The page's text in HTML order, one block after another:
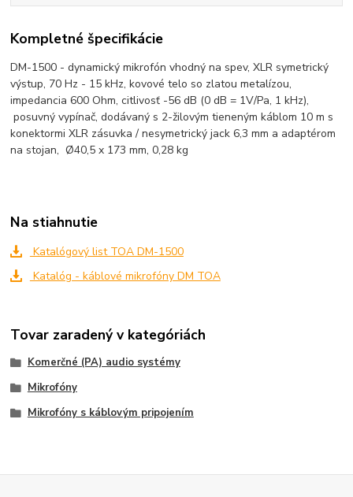
Kompletné špecifikácie
DM-1500 - dynamický mikrofón vhodný na spev, XLR symetrický
výstup, 70 Hz - 15 kHz, kovové telo so zlatou metalízou,
impedancia 600 Ohm, citlivosť -56 dB (0 dB = 1V/Pa, 1 kHz),
posuvný vypínač, dodávaný s 2-žilovým tieneným káblom 10 m s
konektormi XLR zásuvka / nesymetrický jack 6,3 mm a adaptérom
na stojan, Ø40,5 x 173 mm, 0,28 kg
Na stiahnutie
Katalógový list TOA DM-1500
Katalóg - káblové mikrofóny DM TOA
Tovar zaradený v kategóriách
Komerčné (PA) audio systémy
Mikrofóny
Mikrofóny s káblovým pripojením